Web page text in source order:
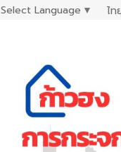
Select Language ▼ ไท